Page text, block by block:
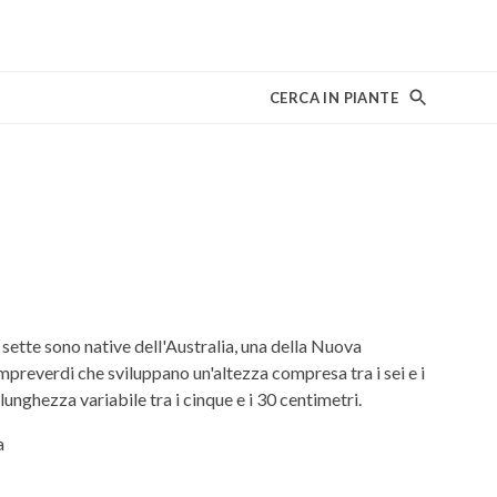
CERCA IN PIANTE
sono native dell'Australia, una della Nuova
che sviluppano un'altezza compresa tra i sei e i
variabile tra i cinque e i 30 centimetri.